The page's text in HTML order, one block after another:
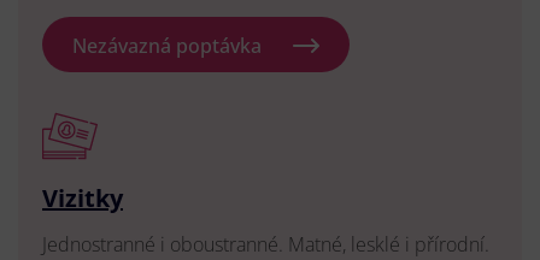
Nezávazná poptávka
Vizitky
Jednostranné i oboustranné. Matné, lesklé i přírodní.